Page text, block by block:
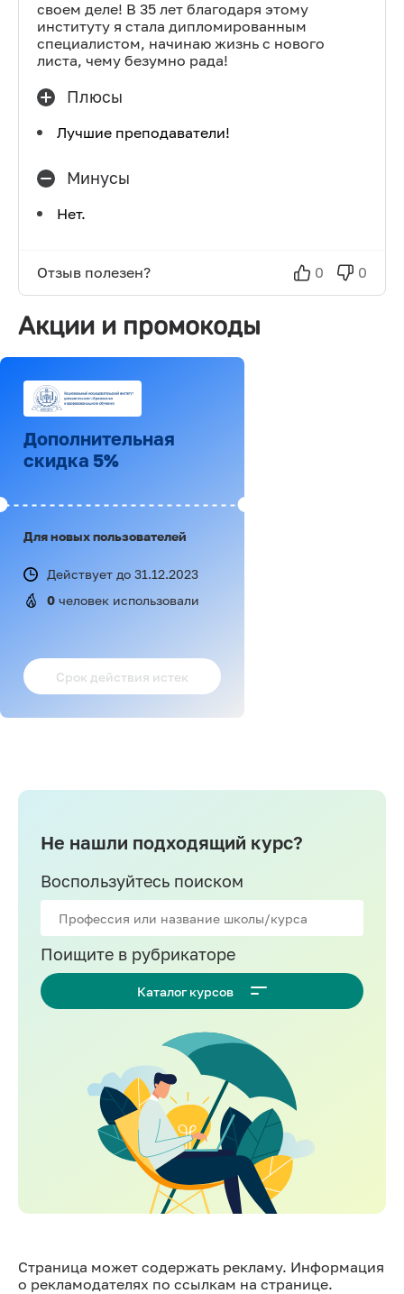
своем деле! В 35 лет благодаря этому
институту я стала дипломированным
специалистом, начинаю жизнь с нового
листа, чему безумно рада!
Плюсы
Лучшие преподаватели!
Минусы
Нет.
Отзыв полезен? 0 0
Акции и промокоды
Дополнительная
скидка 5%
Для новых пользователей
Действует до 31.12.2023
0 человек использовали
Срок действия истек
Не нашли подходящий курс?
Воспользуйтесь поиском
Поищите в рубрикаторе
Каталог курсов
Страница может содержать рекламу. Информация
о рекламодателях по ссылкам на странице.